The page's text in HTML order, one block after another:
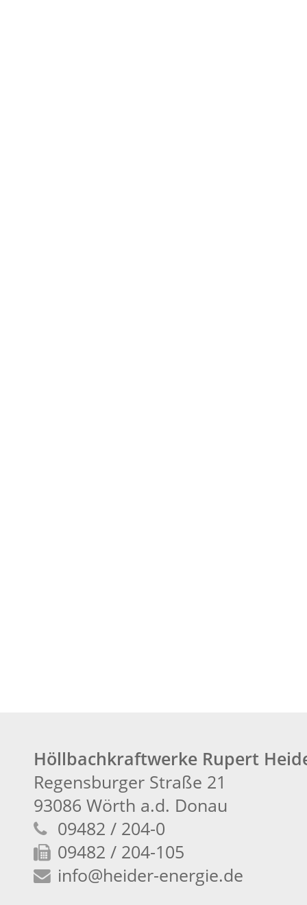
Höllbachkraftwerke Rupert
Regensburger Straße 21
93086 Wörth a.d. Donau
09482 / 204-0
09482 / 204-105
info@heider-energie.de